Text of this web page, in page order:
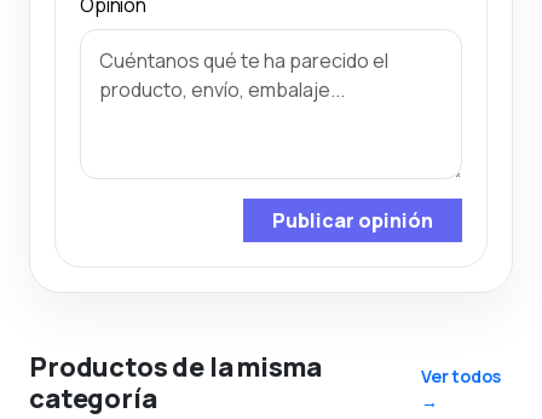
Opinión
Publicar opinión
Productos de la misma
categoría
Ver todos
→